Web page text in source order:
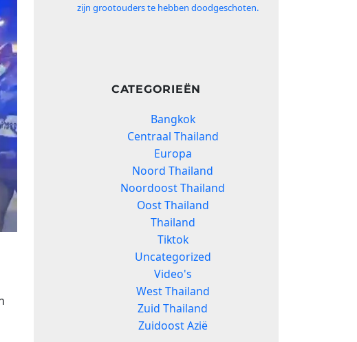
zijn grootouders te hebben doodgeschoten.
CATEGORIEËN
Bangkok
Centraal Thailand
Europa
Noord Thailand
Noordoost Thailand
Oost Thailand
Thailand
Tiktok
Uncategorized
Video's
West Thailand
Zuid Thailand
Zuidoost Azië